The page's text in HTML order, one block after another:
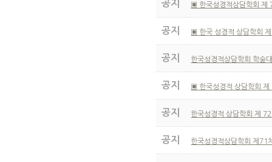
공지 ▣ 한국성경적상담학회 제
공지 ▣ 한국 성경적 상담학회
공지 한국성경적상담학회 학술
공지 ▣ 한국성경적 상담학회 제
공지 한국성경적 상담학회 제
공지 한국성경적상담학회 제71